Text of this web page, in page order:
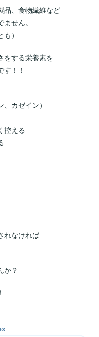
品、食物繊維など
せん。
）
をする栄養素を
す！！
、カゼイン）
控える
れなければ
か？